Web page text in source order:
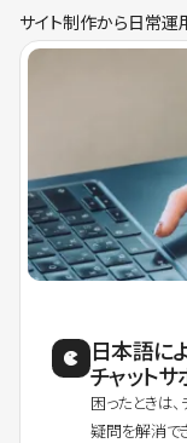
サイト制作から日常運
日本語に
チャットサ
困ったときは
疑問を解消で